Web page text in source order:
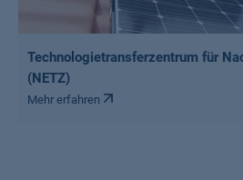
Technologietransferzentrum für
(NETZ)
Mehr erfahren